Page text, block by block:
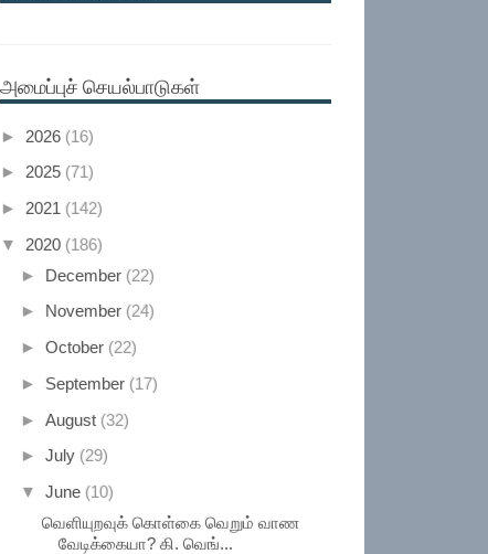
அமைப்புச் செயல்பாடுகள்
► 2026 (16)
► 2025 (71)
► 2021 (142)
▼ 2020 (186)
► December (22)
► November (24)
► October (22)
► September (17)
► August (32)
► July (29)
▼ June (10)
வெளியுறவுக் கொள்கை வெறும் வாண
வேடிக்கையா? கி. வெங்...